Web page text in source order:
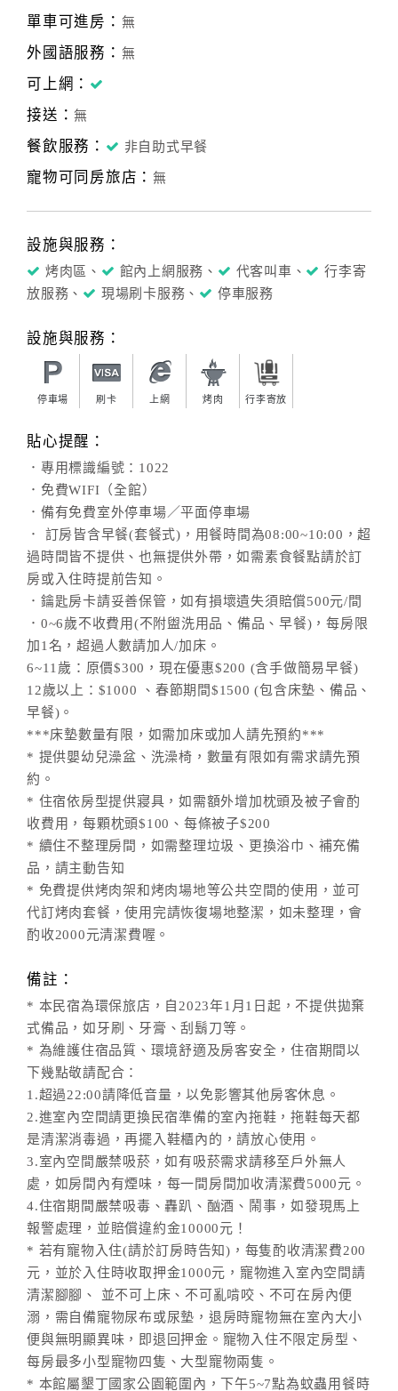
單車可進房： 無
外國語服務： 無
可上網：
接送：無
餐飲服務： 非自助式早餐
寵物可同房旅店： 無
設施與服務：
烤肉區、 館內上網服務、 代客叫車、
行李寄
放服務、
現場刷卡服務、 停車服務
設施與服務：
停車場 刷卡 上網 烤肉 行李寄放
貼心提醒：
．專用標識編號：1022
．免費WIFI（全館）
．備有免費室外停車場／平面停車場
． 訂房皆含早餐(套餐式)，用餐時間為08:00~10:00，超
過時間皆不提供、也無提供外帶，如需素食餐點請於訂
房或入住時提前告知。
．鑰匙房卡請妥善保管，如有損壞遺失須賠償500元/間
．0~6歲不收費用(不附盥洗用品、備品、早餐)，每房限
加1名，超過人數請加人/加床。
6~11歲：原價$300，現在優惠$200 (含手做簡易早餐)
12歲以上：$1000 、春節期間$1500 (包含床墊、備品、
早餐)。
***床墊數量有限，如需加床或加人請先預約***
* 提供嬰幼兒澡盆、洗澡椅，數量有限如有需求請先預
約。
* 住宿依房型提供寢具，如需額外增加枕頭及被子會酌
收費用，每顆枕頭$100、每條被子$200
* 續住不整理房間，如需整理垃圾、更換浴巾、補充備
品，請主動告知
* 免費提供烤肉架和烤肉場地等公共空間的使用，並可
代訂烤肉套餐，使用完請恢復場地整潔，如未整理，會
酌收2000元清潔費喔。
備註：
* 本民宿為環保旅店，自2023年1月1日起，不提供拋棄
式備品，如牙刷、牙膏、刮鬍刀等。
* 為維護住宿品質、環境舒適及房客安全，住宿期間以
下幾點敬請配合：
1.超過22:00請降低音量，以免影響其他房客休息。
2.進室內空間請更換民宿準備的室內拖鞋，拖鞋每天都
是清潔消毒過，再擺入鞋櫃內的，請放心使用。
3.室內空間嚴禁吸菸，如有吸菸需求請移至戶外無人
處，如房間內有煙味，每一間房間加收清潔費5000元。
4.住宿期間嚴禁吸毒、轟趴、酗酒、鬧事，如發現馬上
報警處理，並賠償違約金10000元！
* 若有寵物入住(請於訂房時告知)，每隻酌收清潔費200
元，並於入住時收取押金1000元，寵物進入室內空間請
清潔腳腳、 並不可上床、不可亂啃咬、不可在房內便
溺，需自備寵物尿布或尿墊，退房時寵物無在室內大小
便與無明顯異味，即退回押金。寵物入住不限定房型、
每房最多小型寵物四隻、大型寵物兩隻。
* 本館屬墾丁國家公園範圍內，下午5~7點為蚊蟲用餐時